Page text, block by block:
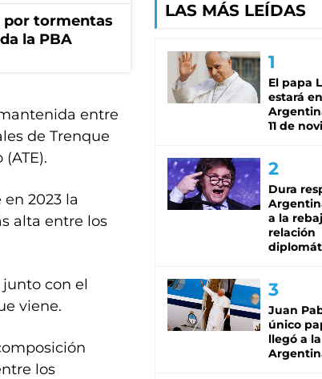
por tormentas
la PBA
entre
de Trenque
2023 la
alta entre los
con el
viene.
los
LAS MÁS LEÍDAS
El papa
estará
11 de
Dura
a la
relación
Juan
único
llegó a la